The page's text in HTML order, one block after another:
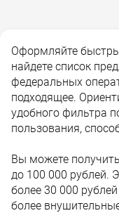
Оформляйте
найдете список
федеральных
подходящее.
удобного фильтра
пользования,
Вы можете
до 100 000 рублей.
более 30 000
более